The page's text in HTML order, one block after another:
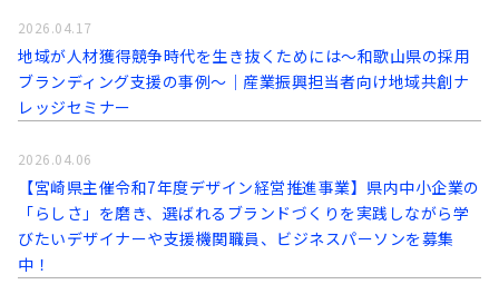
地域が人材獲得競争時代を生き抜くためには～和歌山県の採用
ブランディング支援の事例～｜産業振興担当者向け地域共創ナ
レッジセミナー
2026.04.17
【宮崎県主催令和7年度デザイン経営推進事業】県内中小企業の
「らしさ」を磨き、選ばれるブランドづくりを実践しながら学
びたいデザイナーや支援機関職員、ビジネスパーソンを募集
中！
2026.04.06